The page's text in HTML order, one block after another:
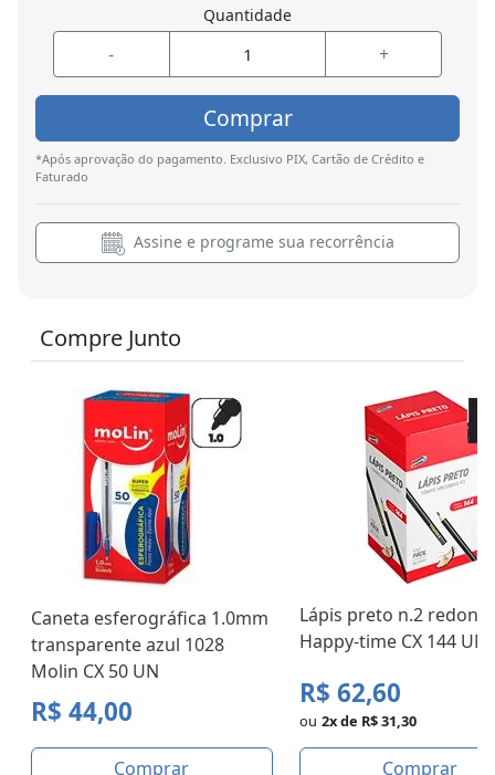
Quantidade
- +
Comprar
*Após aprovação do pagamento. Exclusivo PIX, Cartão de Crédito e
Faturado
Assine e programe sua recorrência
Compre Junto
Caneta esferográfica 1.0mm
transparente azul 1028
Molin CX 50 UN
R$ 44,00
Comprar
Lápis preto n.2
Happy-time CX 144 UN
R$ 62,60
ou 2x de R$ 31,30
Comprar